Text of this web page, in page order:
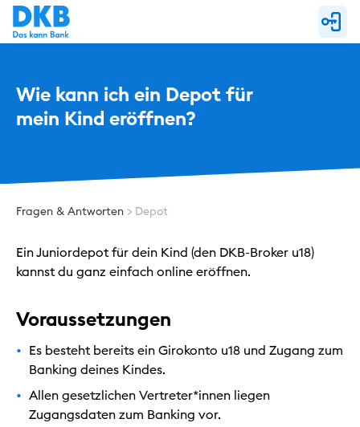
Wie kann ich ein Depot für
mein Kind eröffnen?
Fragen & Antworten Depot
Ein Juniordepot für dein Kind (den DKB-Broker u18)
kannst du ganz einfach online eröffnen.
Voraussetzungen
Es besteht bereits ein Girokonto u18 und Zugang zum
Banking deines Kindes.
Allen gesetzlichen Vertreter*innen liegen
Zugangsdaten zum Banking vor.